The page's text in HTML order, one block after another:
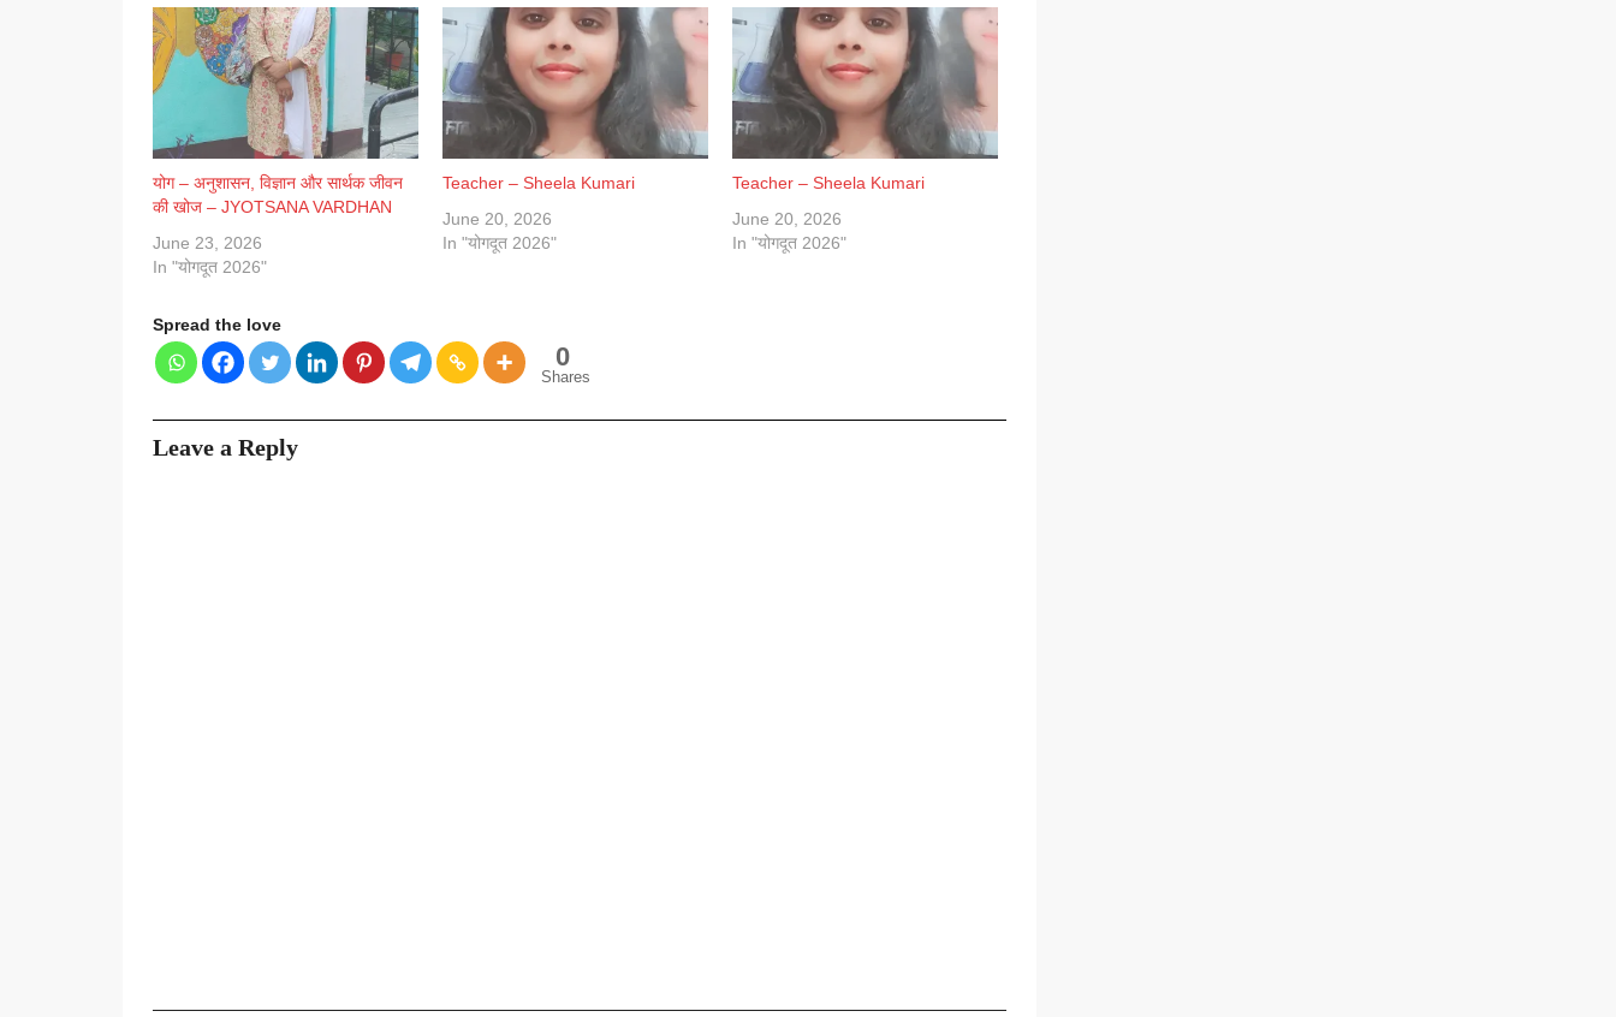
योग – अनुशासन, विज्ञान और सार्थक जीवन
की खोज – JYOTSANA VARDHAN
June 23, 2026
In "योगदूत 2026"
Teacher – Sheela Kumari
June 20, 2026
In "योगदूत 2026"
Teacher – Sheela Kumari
June 20, 2026
In "योगदूत 2026"
Spread the love
0
Shares
Leave a Reply